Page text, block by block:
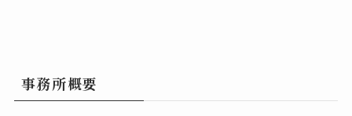
事務所概要